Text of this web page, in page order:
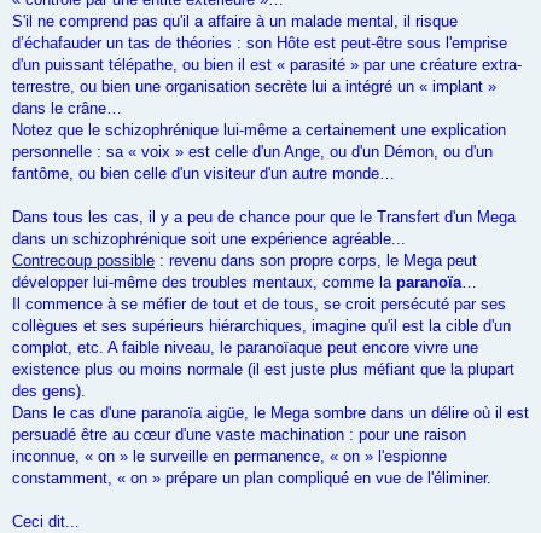
S'il ne comprend pas qu'il a affaire à un malade mental, il risque
d’échafauder un tas de théories : son Hôte est peut-être sous l'emprise
d'un puissant télépathe, ou bien il est « parasité » par une créature extra-
terrestre, ou bien une organisation secrète lui a intégré un « implant »
dans le crâne…
Notez que le schizophrénique lui-même a certainement une explication
personnelle : sa « voix » est celle d'un Ange, ou d'un Démon, ou d'un
fantôme, ou bien celle d'un visiteur d'un autre monde…
Dans tous les cas, il y a peu de chance pour que le Transfert d'un Mega
dans un schizophrénique soit une expérience agréable...
Contrecoup possible : revenu dans son propre corps, le Mega peut
développer lui-même des troubles mentaux, comme la paranoïa
Il commence à se méfier de tout et de tous, se croit persécuté par ses
collègues et ses supérieurs hiérarchiques, imagine qu'il est la cible d'un
complot, etc. A faible niveau, le paranoïaque peut encore vivre une
existence plus ou moins normale (il est juste plus méfiant que la plupart
des gens).
Dans le cas d'une paranoïa aigüe, le Mega sombre dans un délire où il est
persuadé être au cœur d'une vaste machination : pour une raison
inconnue, « on » le surveille en permanence, « on » l'espionne
constamment, « on » prépare un plan compliqué en vue de l'éliminer.
Ceci dit...